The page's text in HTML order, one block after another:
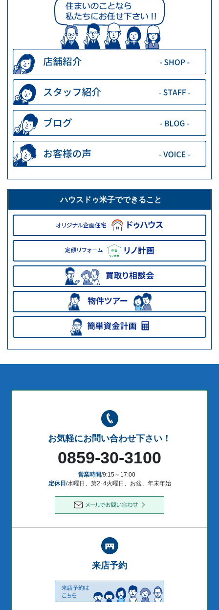
ハウスドゥ米子でできること
お気軽にお問い合わせ下さい！
0859-30-3100
営業時間/9:15～17:00
定休日 /水曜日、第2･4火曜日、お盆、年末年始
来店予約